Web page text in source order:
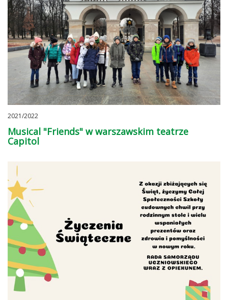
2021/2022
Musical "Friends" w warszawskim teatrze
Capitol